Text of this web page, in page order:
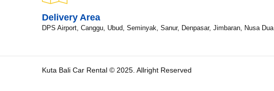
Delivery Area
DPS Airport, Canggu, Ubud, Seminyak, Sanur, Denpasar, Jimbaran, Nusa Dua
Kuta Bali Car Rental © 2025. Allright Reserved